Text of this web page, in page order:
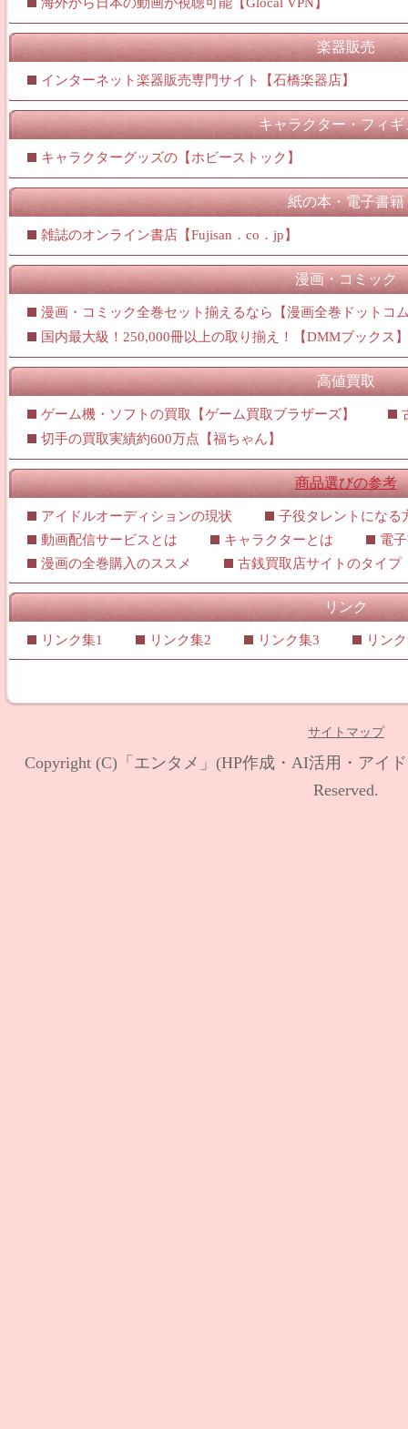
楽器販売
インターネット楽器販売専門サイト【石橋楽器店】
キャラクター・フィギ
キャラクターグッズの【ホビーストック】
紙の本・電子書籍
雑誌のオンライン書店【Fujisan．co．jp】
漫画・コミック
漫画・コミック全巻セット揃えるなら【漫画全巻ドットコ
国内最大級！250,000冊以上の取り揃え！【DMMブックス】
高値買取
ゲーム機・ソフトの買取【ゲーム買取ブラザーズ】
切手の買取実績約600万点【福ちゃん】
商品選びの参考
アイドルオーディションの現状
子役タレントになる
動画配信サービスとは
キャラクターとは
電
漫画の全巻購入のススメ
古銭買取店サイトのタイプ
リンク
リンク集1 リンク集2 リンク集3 リン
サイトマップ
Copyright (C)「エンタメ」(HP作成・AI活用・アイ
Reserved.